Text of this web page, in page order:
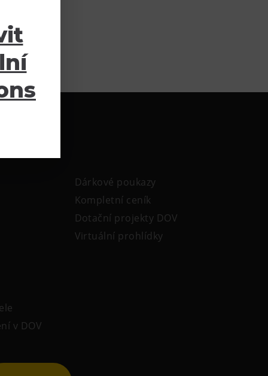
v DOV
Dárkové poukazy
Kompletní ceník
Dotační projekty DOV
Virtuální prohlídky